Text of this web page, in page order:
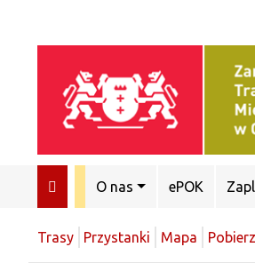
O nas ePOK
Trasy Przystanki Mapa